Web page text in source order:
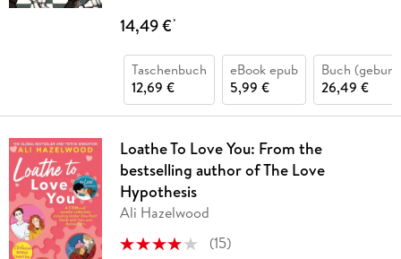
14,49 €*
Taschenbuch
12,69 €
eBook epub
5,99 €
Buch
26,49 €
Loathe To Love You: From the
bestselling author of The Love
Hypothesis
Ali Hazelwood
(15)